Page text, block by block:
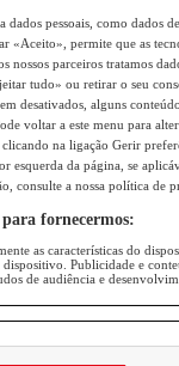
dados pessoais, como dados
«Aceito», permite que as
nossos parceiros tratamos
tudo» ou retirar o seu
desativados, alguns
voltar a este menu para
na ligação Gerir
da página, se
consulte a nossa política de
para fornecermos:
as características do
Publicidade e
de audiência e